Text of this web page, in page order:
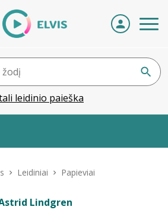
leidinio paieška
Leidiniai Papieviai
Lindgren